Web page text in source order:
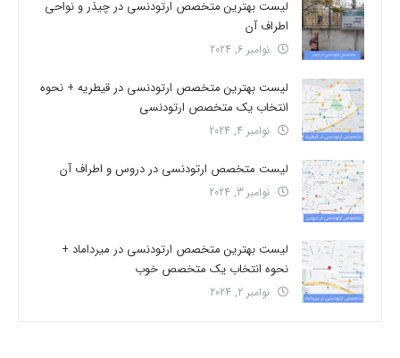
لیست بهترین متخصص ارتودنسی در چیذر و نواحی
اطراف آن
نوامبر 6, 2024
لیست بهترین متخصص ارتودنسی در قیطریه + نحوه
انتخاب یک متخصص ارتودنسی
نوامبر 4, 2024
لیست متخصص ارتودنسی در دروس و اطراف آن
نوامبر 3, 2024
لیست بهترین متخصص ارتودنسی در میرداماد +
نحوه انتخاب یک متخصص خوب
نوامبر 2, 2024